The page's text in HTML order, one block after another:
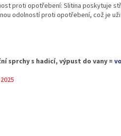
proti opotřebení: Slitina poskytuje
odolností proti opotřebení, což je
sprchy s hadicí, výpust do vany =